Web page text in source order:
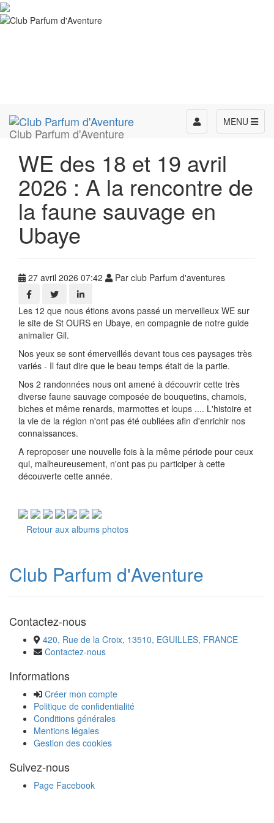
Club Parfum d'Aventure
MENU
Toggle
navigation
WE des 18 et 19 avril
2026 : A la rencontre de
la faune sauvage en
Ubaye
27 avril 2026 07:42 Par club Parfum d'aventures
Les 12 que nous étions avons passé un merveilleux WE sur
le site de St OURS en Ubaye, en compagnie de notre guide
animalier Gil.
Nos yeux se sont émerveillés devant tous ces paysages très
variés - Il faut dire que le beau temps était de la partie.
Nos 2 randonnées nous ont amené à découvrir cette très
diverse faune sauvage composée de bouquetins, chamois,
biches et même renards, marmottes et loups .... L'histoire et
la vie de la région n'ont pas été oubliées afin d'enrichir nos
connaissances.
A reproposer une nouvelle fois à la même période pour ceux
qui, malheureusement, n'ont pas pu participer à cette
découverte cette année.
Retour aux albums photos
Club Parfum d'Aventure
Contactez-nous
420, Rue de la Croix, 13510, EGUILLES, FRANCE
Contactez-nous
Informations
Créer mon compte
Politique de confidentialité
Conditions générales
Mentions légales
Gestion des cookies
Suivez-nous
Page Facebook